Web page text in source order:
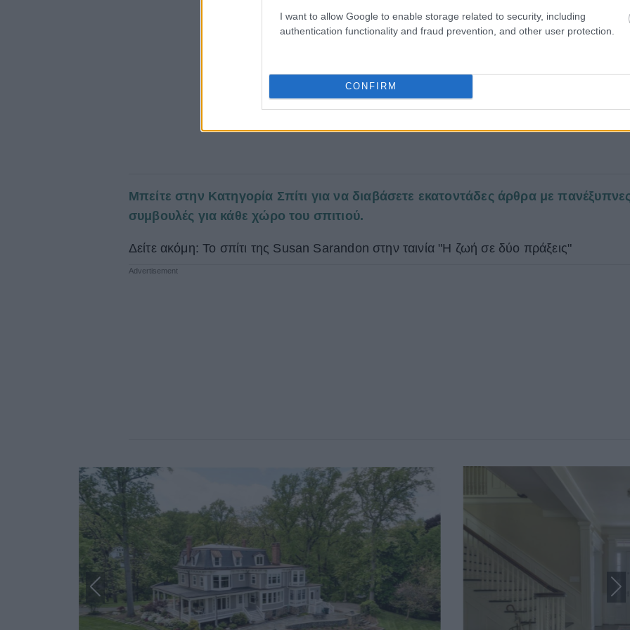
I want to allow Google to enable storage related to security, including
authentication functionality and fraud prevention, and other user protection.
CONFIRM
Μπείτε στην Κατηγορία Σπίτι για να διαβάσετε εκατοντάδες άρθρα με
συμβουλές για κάθε χώρο του σπιτιού.
Δείτε ακόμη: Το σπίτι της Susan Sarandon στην ταινία "Η ζωή σε δύο πράξεις"